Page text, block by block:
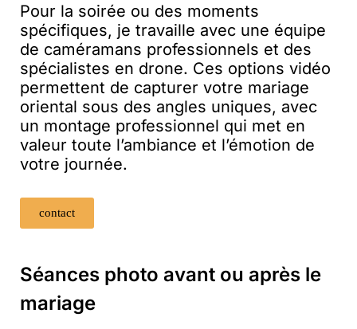
Pour la soirée ou des moments
spécifiques, je travaille avec une équipe
de caméramans professionnels et des
spécialistes en drone. Ces options vidéo
permettent de capturer votre mariage
oriental sous des angles uniques, avec
un montage professionnel qui met en
valeur toute l’ambiance et l’émotion de
votre journée.
contact
Séances photo avant ou après le
mariage